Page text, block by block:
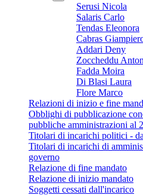
Serusi Nicola
Salaris Carlo
Tendas Eleonora
Cabras
Addari Deny
Zoccheddu
Fadda Moira
Di Blasi Laura
Flore Marco
Relazioni di inizio e fine
Obblighi di pubblicazione
pubbliche amministrazioni al
Titolari di incarichi politici -
Titolari di incarichi di
governo
Relazione di fine mandato
Relazione di inizio mandato
Soggetti cessati dall'incarico